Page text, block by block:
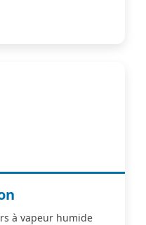
à vapeur humide